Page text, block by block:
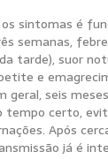
os sintomas é
semanas, febre
tarde), suor
e
geral, seis
tempo certo,
Após
já é